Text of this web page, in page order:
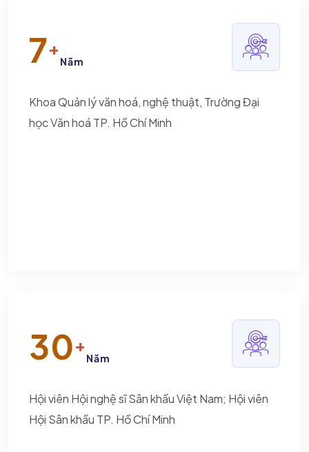
7+
Năm
Khoa Quản lý văn hoá, nghệ thuật, Trường Đại
học Văn hoá TP. Hồ Chí Minh
30+
Năm
Hội viên Hội nghệ sĩ Sân khấu Việt Nam; Hội viên
Hội Sân khấu TP. Hồ Chí Minh